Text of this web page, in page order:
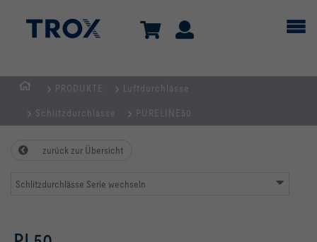
PRODUKTE Luftdurchlässe
Schlitzdurchlässe PURELINE50
zurück zur Übersicht
Schlitzdurchlässe Serie wechseln